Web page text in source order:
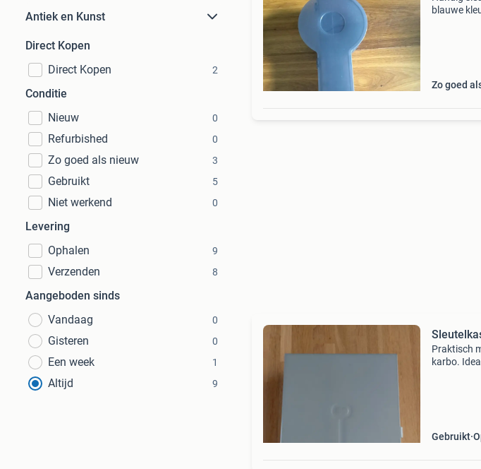
Antiek en Kunst
Direct Kopen
Direct Kopen
2
Conditie
Nieuw
0
Refurbished 0
Zo goed als nieuw 3
Gebruikt 5
Niet werkend 0
Levering
Ophalen
9
Verzenden 8
Aangeboden sinds
Vandaag
0
Gisteren 0
Een week 1
Altijd 9
blauwe
Zo goed
Praktisch
karbo.
Gebruikt